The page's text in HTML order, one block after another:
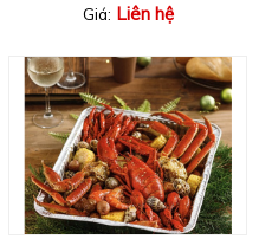
Giá: Liên hệ